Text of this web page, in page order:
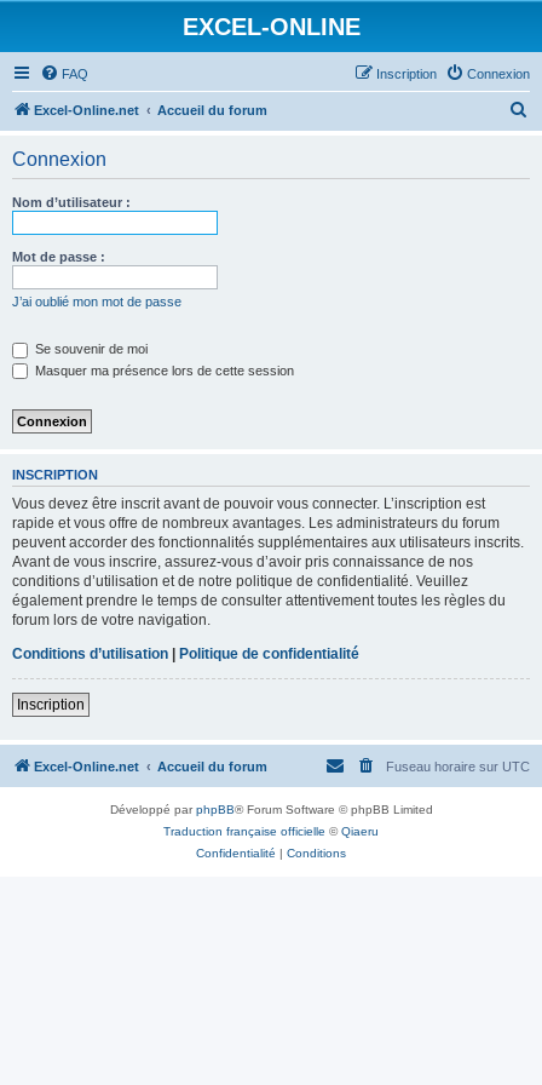
EXCEL-ONLINE
FAQ Connexion
Inscription
Excel-Online.net Accueil du forum
Connexion
Nom d’utilisateur :
Mot de passe :
J’ai oublié mon mot de passe
Se souvenir de moi
Masquer ma présence lors de cette session
INSCRIPTION
Vous devez être inscrit avant de pouvoir vous connecter. L’inscription est
rapide et vous offre de nombreux avantages. Les administrateurs du forum
peuvent accorder des fonctionnalités supplémentaires aux utilisateurs inscrits.
Avant de vous inscrire, assurez-vous d’avoir pris connaissance de nos
conditions d’utilisation et de notre politique de confidentialité. Veuillez
également prendre le temps de consulter attentivement toutes les règles du
forum lors de votre navigation.
Conditions d’utilisation | Politique de confidentialité
Inscription
Excel-Online.net Accueil du forum Fuseau horaire sur UTC
Développé parphpBB® Forum Software © phpBB Limited
Traduction française officielle ©Qiaeru
Confidentialité | Conditions